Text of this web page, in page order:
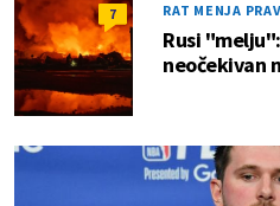
7 RAT MENJA
Rusi
neočekivan